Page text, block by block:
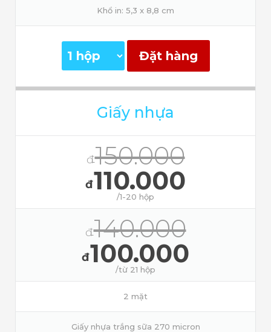
Khổ in: 5,3 x 8,8 cm
Đặt hàng
Giấy nhựa
đ150.000
đ110.000
/1-20 hộp
đ140.000
đ100.000
/từ 21 hộp
2 mặt
Giấy nhựa trắng sữa 270 micron